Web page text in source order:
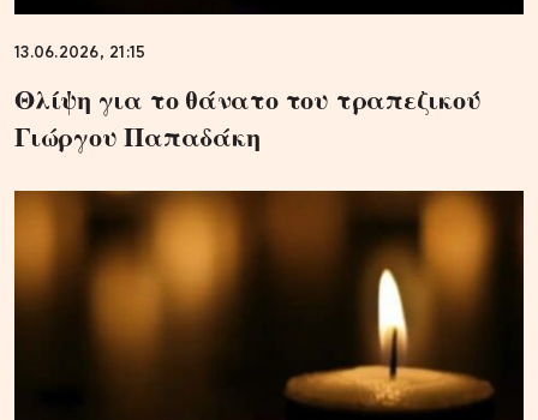
13.06.2026, 21:15
Θλίψη για το θάνατο του τραπεζικού
Γιώργου Παπαδάκη